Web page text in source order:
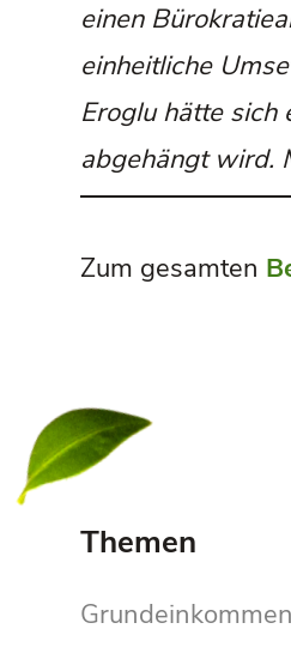
einen
einheitliche
Eroglu hätte
abgehängt wird.
Zum gesamten
Themen
Grundeinkommen